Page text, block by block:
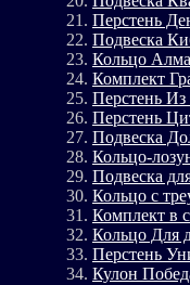
Перстень
Подвеска
Кольцо
Комплект
Перстень Из
Перстень
Подвеска
Кольцо-
Подвеска
Кольцо с
Комплект в
Кольцо Для
Перстень
Кулон